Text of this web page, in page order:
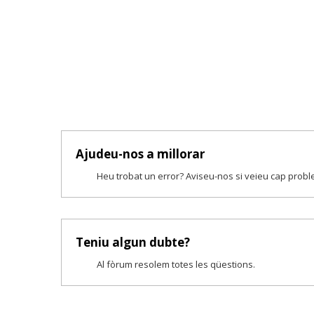
Ajudeu-nos a millorar
Heu trobat un error? Aviseu-nos si veieu cap
Teniu algun dubte?
Al fòrum resolem totes les qüestions.